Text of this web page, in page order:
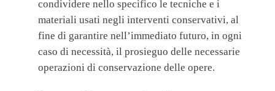
condividere nello specifico le tecniche e i
materiali usati negli interventi conservativi, al
fine di garantire nell’immediato futuro, in ogni
caso di necessità, il prosieguo delle necessarie
operazioni di conservazione delle opere.